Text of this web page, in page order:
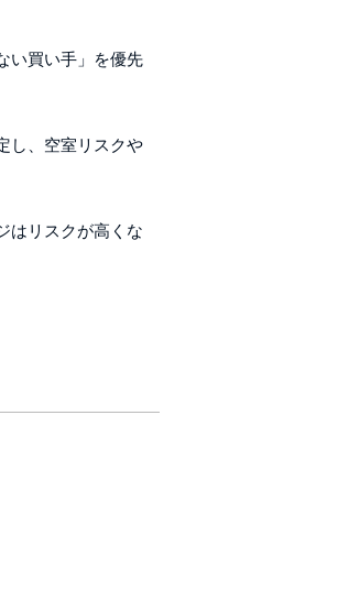
い買い手」を優先
し、空室リスクや
はリスクが高くな